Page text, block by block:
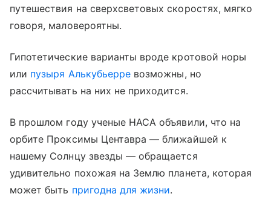
путешествия на сверхсветовых скоростях, мягко
говоря, маловероятны.
Гипотетические варианты вроде кротовой норы
или пузыря Алькубьерре возможны, но
рассчитывать на них не приходится.
В прошлом году ученые НАСА объявили, что на
орбите Проксимы Центавра — ближайшей к
нашему Солнцу звезды — обращается
удивительно похожая на Землю планета, которая
может быть пригодна для жизни.